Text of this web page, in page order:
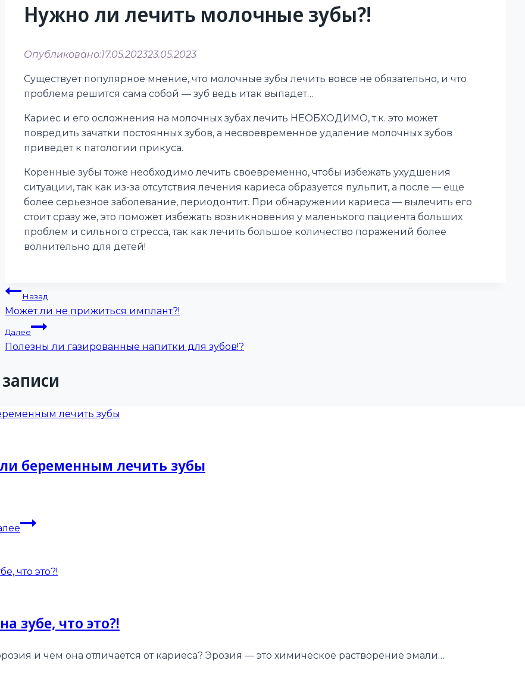
Нужно ли лечить молочные зубы?!
Опубликовано:17.05.202323.05.2023
Существует популярное мнение, что молочные зубы лечить вовсе не обязательно, и что
проблема решится сама собой — зуб ведь итак выпадет…
Кариес и его осложнения на молочных зубах лечить НЕОБХОДИМО, т.к. это может
повредить зачатки постоянных зубов, а несвоевременное удаление молочных зубов
приведет к патологии прикуса.
Коренные зубы тоже необходимо лечить своевременно, чтобы избежать ухудшения
ситуации, так как из-за отсутствия лечения кариеса образуется пульпит, а после — еще
более серьезное заболевание, периодонтит. При обнаружении кариеса — вылечить его
стоит сразу же, это поможет избежать возникновения у маленького пациента больших
проблем и сильного стресса, так как лечить большое количество поражений более
волнительно для детей!
Навигация
по
записям
Назад
Может ли не прижиться имплант?!
Далее
Полезны ли газированные напитки для зубов!?
беременным лечить зубы
Можно
ли
лечить
зубе, что это?!
и чем она отличается от кариеса? Эрозия — это химическое растворение эмали…